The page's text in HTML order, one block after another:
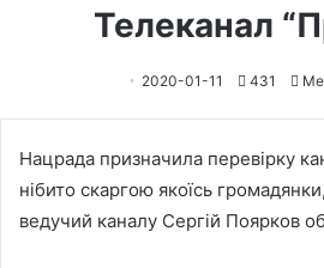
Телеканал
2020-01-11 431
Нацрада призначила перевірку
нібито скаргою якоїсь
ведучий каналу Сергій Поярков